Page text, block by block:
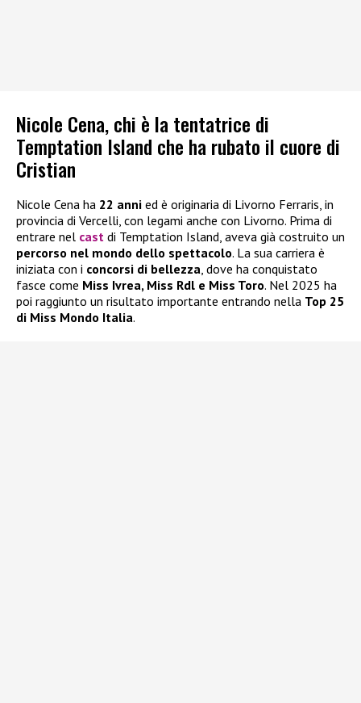
Nicole Cena, chi è la tentatrice di
Temptation Island che ha rubato il cuore di
Cristian
Nicole Cena ha 22 anni ed è originaria di Livorno Ferraris, in
provincia di Vercelli, con legami anche con Livorno. Prima di
entrare nel cast di Temptation Island, aveva già costruito un
percorso nel mondo dello spettacolo. La sua carriera è
iniziata con i concorsi di bellezza, dove ha conquistato
fasce come Miss Ivrea, Miss Rdl e Miss Toro. Nel 2025 ha
poi raggiunto un risultato importante entrando nella Top 25
di Miss Mondo Italia.